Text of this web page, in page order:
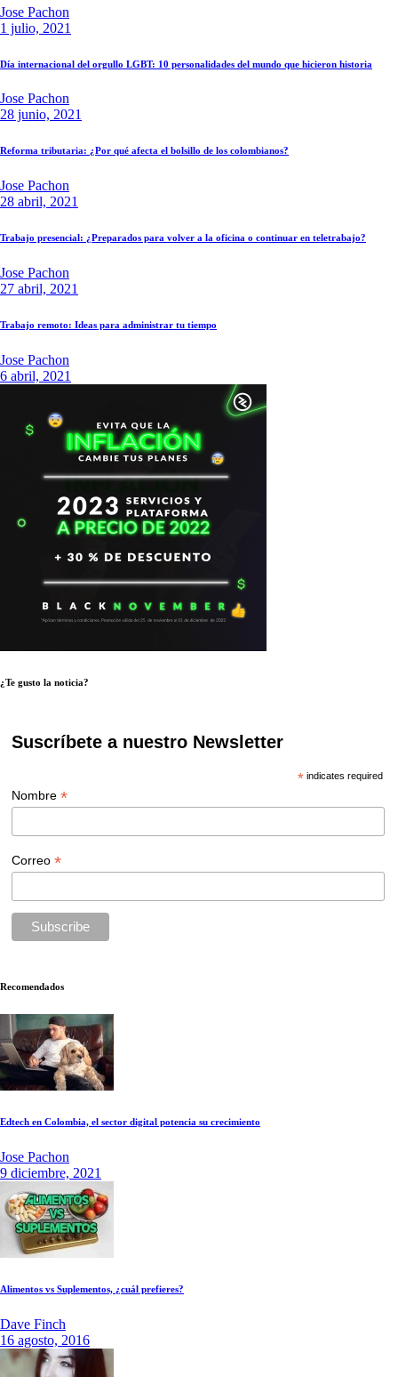
Jose Pachon
1 julio, 2021
Día internacional del orgullo LGBT: 10 personalidades del mundo que hicieron historia
Jose Pachon
28 junio, 2021
Reforma tributaria: ¿Por qué afecta el bolsillo de los colombianos?
Jose Pachon
28 abril, 2021
Trabajo presencial: ¿Preparados para volver a la oficina o continuar en teletrabajo?
Jose Pachon
27 abril, 2021
Trabajo remoto: Ideas para administrar tu tiempo
Jose Pachon
6 abril, 2021
¿Te gusto la noticia?
Suscríbete a nuestro Newsletter
*indicates required
Nombre*
Correo*
Recomendados
Edtech en Colombia, el sector digital potencia su crecimiento
Jose Pachon
9 diciembre, 2021
Alimentos vs Suplementos, ¿cuál prefieres?
Dave Finch
16 agosto, 2016